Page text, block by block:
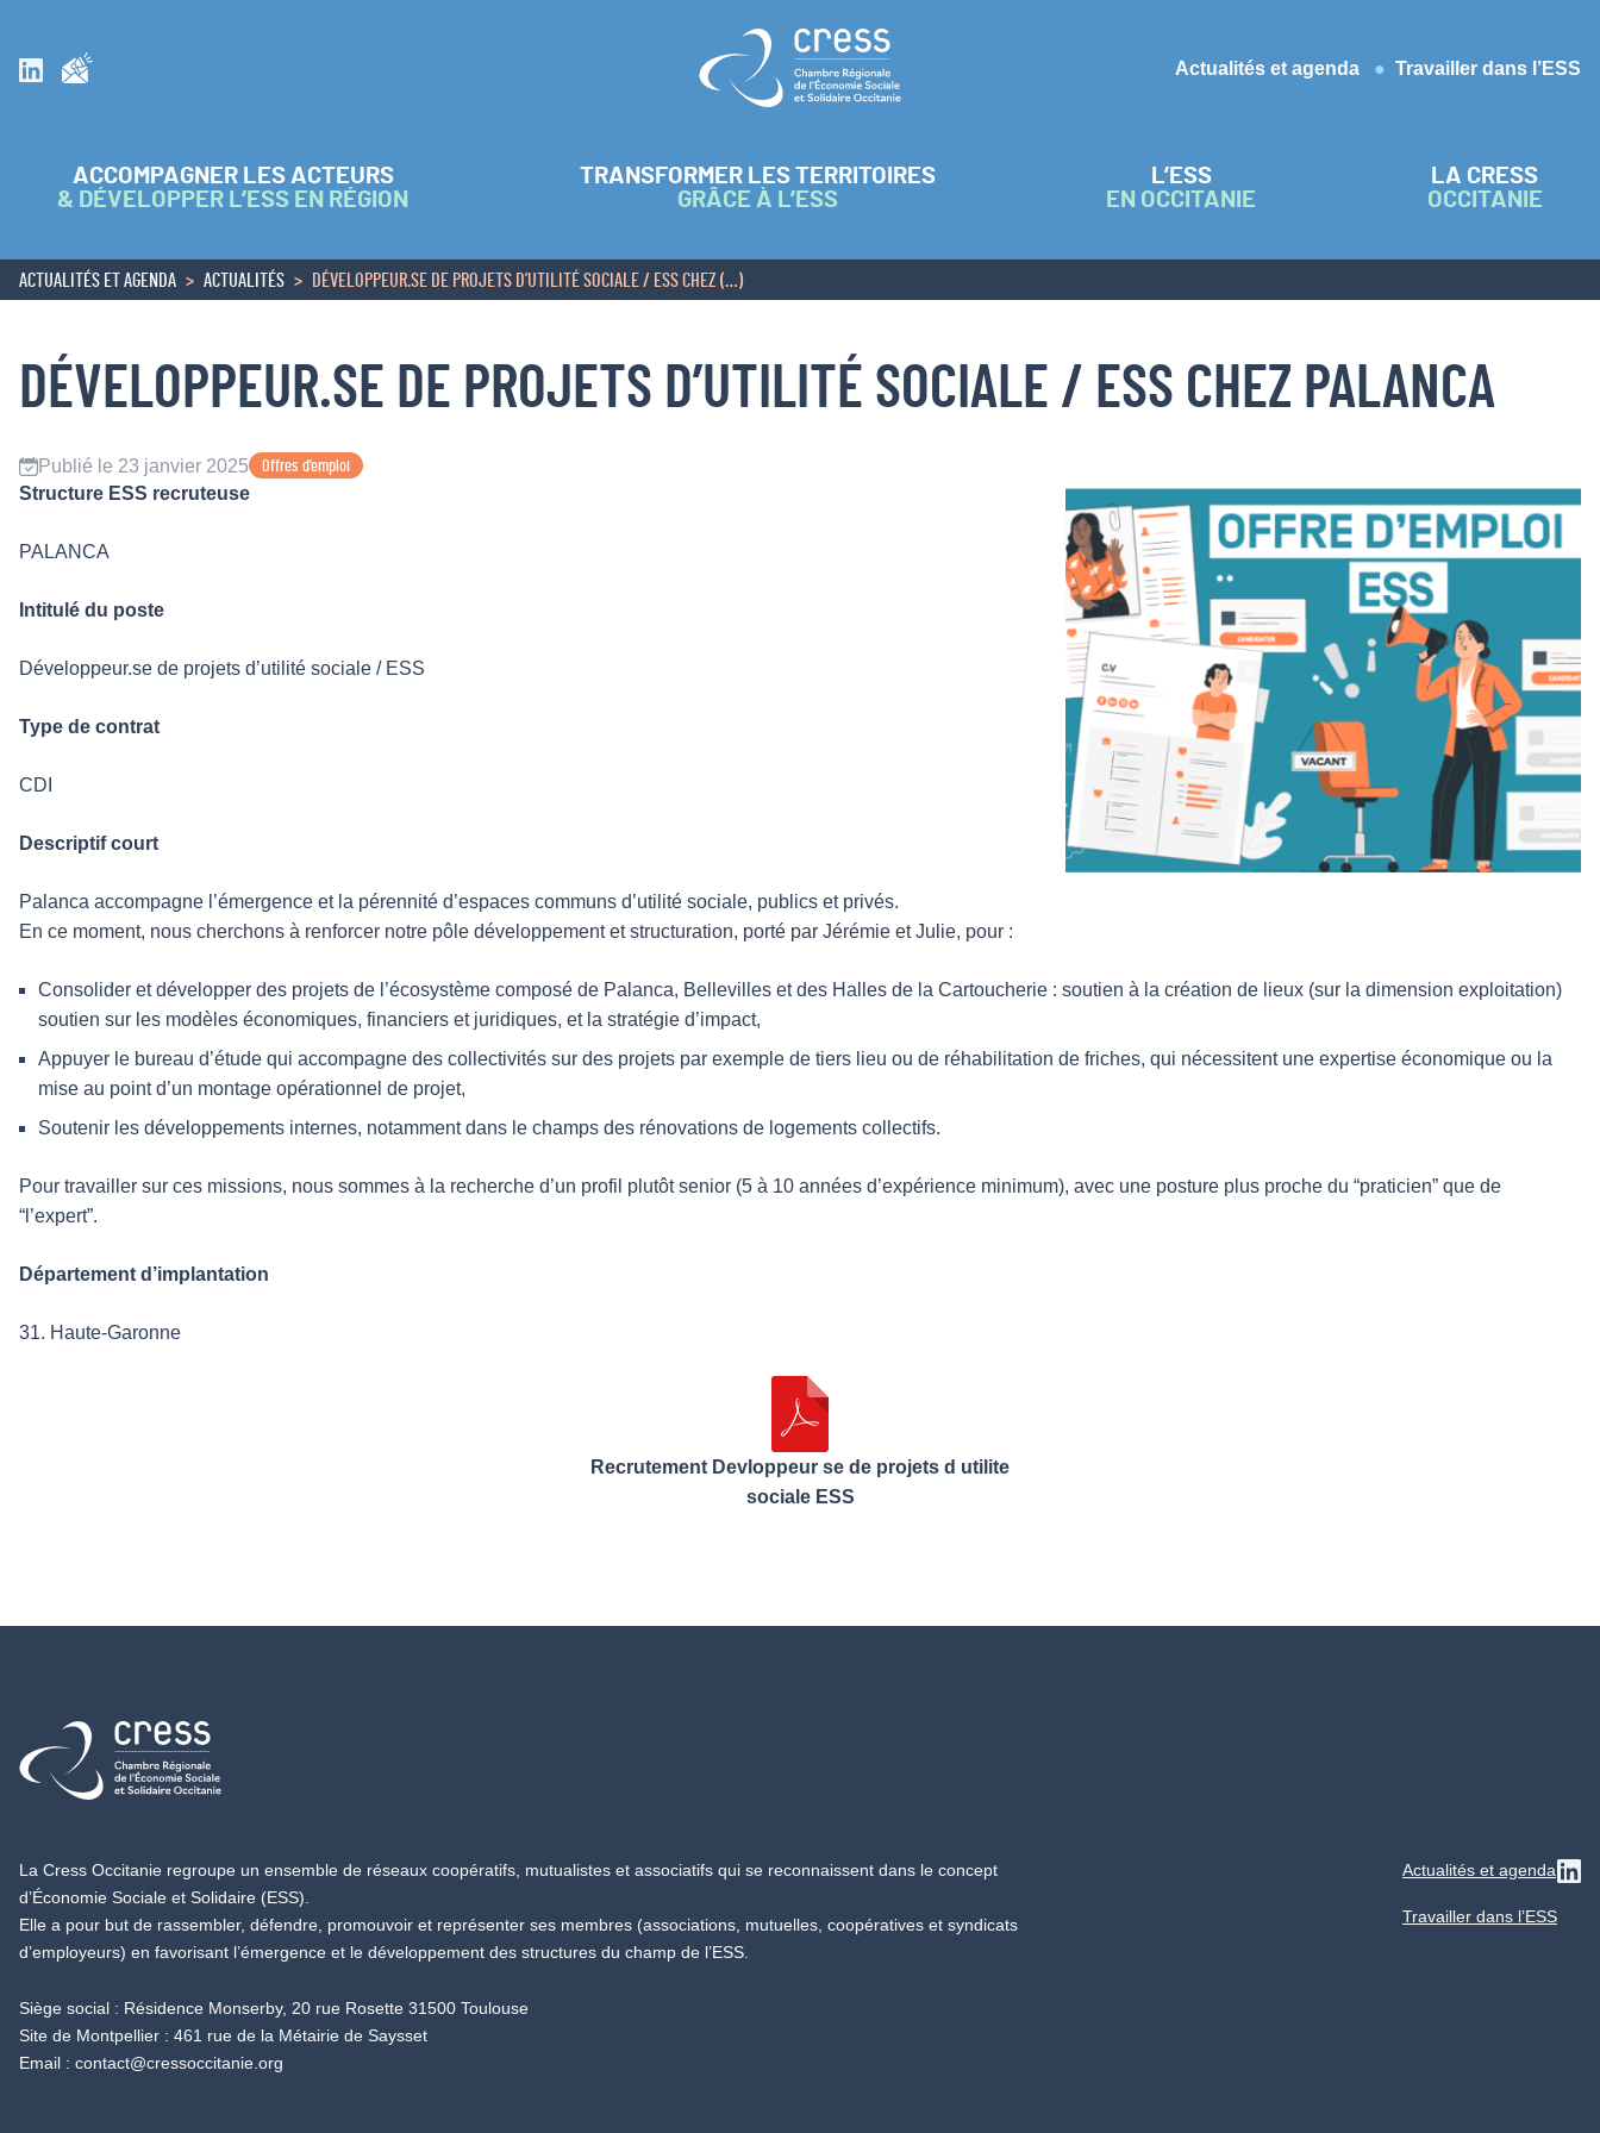
Suivez nous sur Linkedin
Retour à l'accueil
Actualités et agenda
Travailler dans l’ESS
ACCOMPAGNER LES ACTEURS
& DÉVELOPPER L’ESS EN RÉGION
TRANSFORMER LES TERRITOIRES
GRÂCE À L’ESS
L’ESS
EN OCCITANIE
LA CRESS
OCCITANIE
ACCUEIL
ACTUALITÉS ET AGENDA ACTUALITÉS DÉVELOPPEUR.SE DE PROJETS D’UTILITÉ SOCIALE / ESS CHEZ (…)
DÉVELOPPEUR.SE DE PROJETS D’UTILITÉ SOCIALE / ESS CHEZ PALANCA
Publié le 23 janvier 2025 Offres d’emploi
Structure ESS recruteuse
PALANCA
Intitulé du poste
Développeur.se de projets d’utilité sociale / ESS
Type de contrat
CDI
Descriptif court
Palanca accompagne l’émergence et la pérennité d’espaces communs d’utilité sociale, publics et privés.
En ce moment, nous cherchons à renforcer notre pôle développement et structuration, porté par Jérémie et Julie, pour :
Consolider et développer des projets de l’écosystème composé de Palanca, Bellevilles et des Halles de la Cartoucherie : soutien à la création de lieux (sur la dimension exploitation)
soutien sur les modèles économiques, financiers et juridiques, et la stratégie d’impact,
Appuyer le bureau d’étude qui accompagne des collectivités sur des projets par exemple de tiers lieu ou de réhabilitation de friches, qui nécessitent une expertise économique ou la
mise au point d’un montage opérationnel de projet,
Soutenir les développements internes, notamment dans le champs des rénovations de logements collectifs.
Pour travailler sur ces missions, nous sommes à la recherche d’un profil plutôt senior (5 à 10 années d’expérience minimum), avec une posture plus proche du “praticien” que de
“l’expert”.
Département d’implantation
31. Haute-Garonne
Recrutement Devloppeur se de projets d utilite
sociale ESS
Retour à l'accueil
La Cress Occitanie regroupe un ensemble de réseaux coopératifs, mutualistes et associatifs qui se reconnaissent dans le concept
d’Économie Sociale et Solidaire (ESS).
Elle a pour but de rassembler, défendre, promouvoir et représenter ses membres (associations, mutuelles, coopératives et syndicats
d’employeurs) en favorisant l’émergence et le développement des structures du champ de l’ESS.
Siège social : Résidence Monserby, 20 rue Rosette 31500 Toulouse
Site de Montpellier : 461 rue de la Métairie de Saysset
Email : contact@cressoccitanie.org
Actualités et agenda
Travailler dans l’ESS